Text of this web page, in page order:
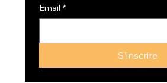
Email *
S'inscrire